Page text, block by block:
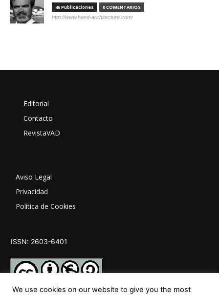
46 Publicaciones 0 COMENTARIOS
http://www.hand-architecture.com/
Editorial
Contacto
RevistaVAD
Aviso Legal
Privacidad
Política de Cookies
ISSN: 2603-6401
We use cookies on our website to give you the most